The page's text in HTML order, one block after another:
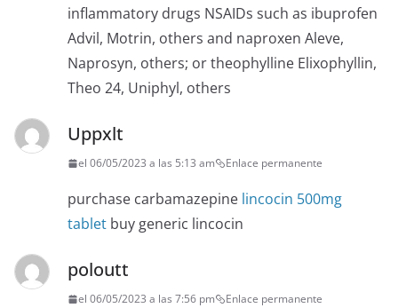
inflammatory drugs NSAIDs such as ibuprofen
Advil, Motrin, others and naproxen Aleve,
Naprosyn, others; or theophylline Elixophyllin,
Theo 24, Uniphyl, others
Uppxlt
el 06/05/2023 a las 5:13 am Enlace permanente
purchase carbamazepine lincocin 500mg
tablet buy generic lincocin
poloutt
el 06/05/2023 a las 7:56 pm Enlace permanente